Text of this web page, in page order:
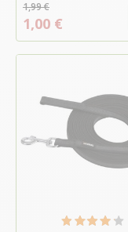
1,99 €
1,00 €